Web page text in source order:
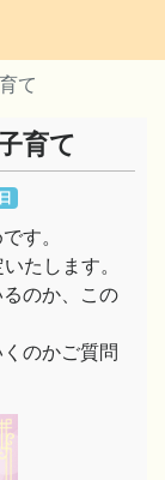
て
育て
す。
たします。
のか、この
のかご質問